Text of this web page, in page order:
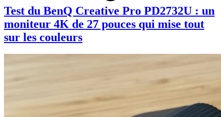
Test du BenQ Creative Pro PD2732U : un
moniteur 4K de 27 pouces qui mise tout
sur les couleurs